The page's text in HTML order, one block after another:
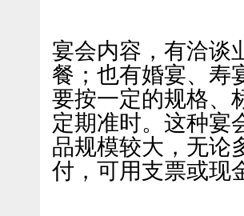
宴会内容，有洽谈
餐；也有婚宴、寿
要按一定的规格、
定期准时。这种宴
品规模较大，无论
付，可用支票或现